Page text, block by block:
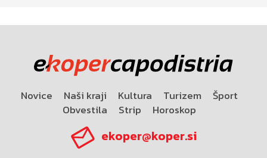
Novice Naši kraji Kultura Turizem
Šport
Obvestila
Strip Horoskop
ekoper@koper.si